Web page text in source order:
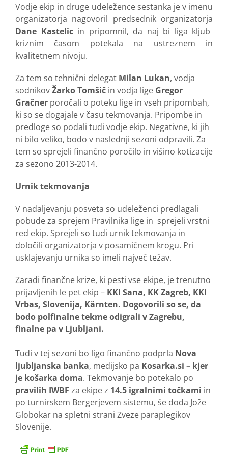
Vodje ekip in druge udeležence sestanka je v imenu
organizatorja nagovoril predsednik organizatorja
Dane Kastelicin pripomnil, da naj bi liga kljub
kriznim časom potekala na ustreznem in
kvalitetnem nivoju.
Za tem so tehnični delegat Milan Lukan, vodja
sodnikovŽarko Tomšič in vodja lige Gregor
Gračner poročali o poteku lige in vseh pripombah,
ki so se dogajale v času tekmovanja. Pripombe in
predloge so podali tudi vodje ekip. Negativne, ki jih
ni bilo veliko, bodo v naslednji sezoni odpravili. Za
tem so sprejeli finančno poročilo in višino kotizacije
za sezono 2013-2014.
Urnik tekmovanja
V nadaljevanju posveta so udeleženci predlagali
pobude za sprejem Pravilnika lige in sprejeli vrstni
red ekip. Sprejeli so tudi urnik tekmovanja in
določili organizatorja v posamičnem krogu. Pri
usklajevanju urnika so imeli največ težav.
Zaradi finančne krize, ki pesti vse ekipe, je trenutno
prijavljenih le pet ekip – KKI Sana, KK Zagreb, KKI
Vrbas, Slovenija, Kärnten. Dogovorili so se, da
bodo polfinalne tekme odigrali v Zagrebu,
finalne pa v Ljubljani.
Tudi v tej sezoni bo ligo finančno podprla Nova
ljubljanska banka, medijsko pa Kosarka.si – kjer
je košarka doma. Tekmovanje bo potekalo po
pravilih IWBF za ekipe z 14.5 igralnimi točkami in
po turnirskem Bergerjevem sistemu, še doda Jože
Globokar na spletni strani Zveze paraplegikov
Slovenije.